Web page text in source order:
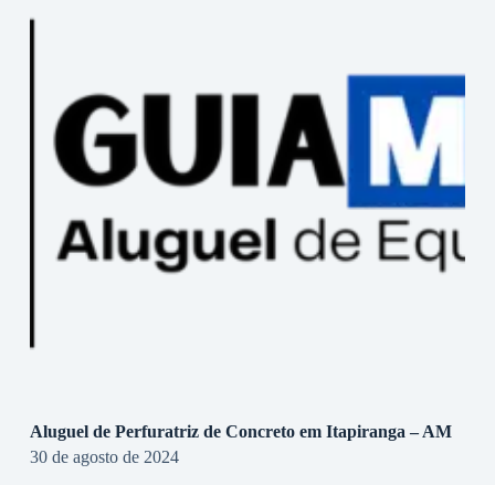
Aluguel de Perfuratriz de Concreto em Itapiranga – AM
30 de agosto de 2024